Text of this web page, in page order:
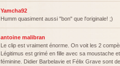
Yamcha92
Humm quasiment aussi "bon" que l'originale! ;)
antoine malibran
Le clip est vraiment énorme. On voit les 2
Légitimus est grimé en fille avec sa moustache
féminine. Didier Barbelavie et Félix Grave sont